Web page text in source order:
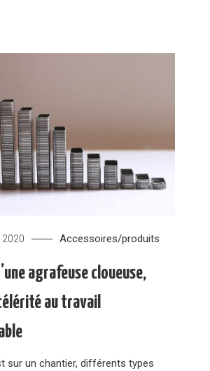
2020 Accessoires/produits
agrafeuse cloueuse,
au travail
sur un chantier, différents types